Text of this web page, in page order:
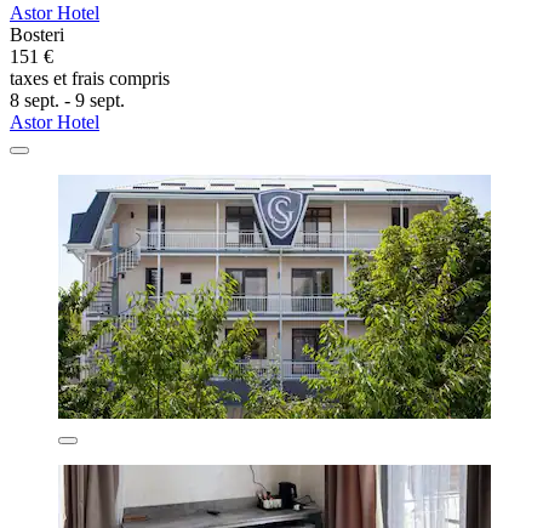
Astor Hotel
Bosteri
151 €
taxes et frais compris
8 sept. - 9 sept.
Astor Hotel